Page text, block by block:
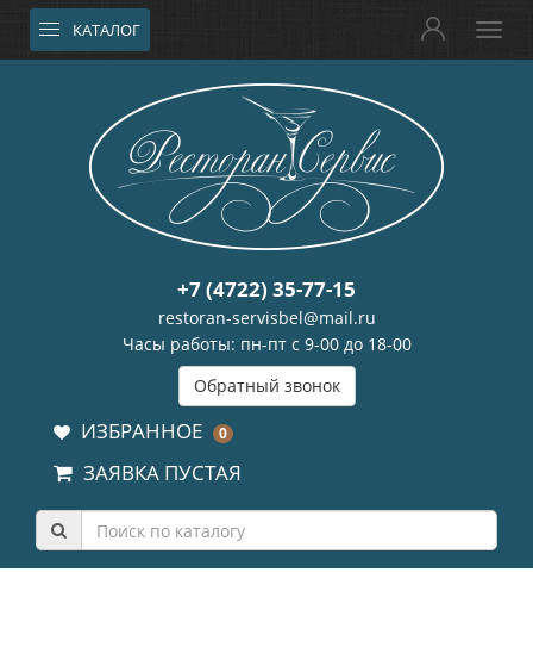
КАТАЛОГ
+7 (4722) 35-77-15
restoran-servisbel@mail.ru
Часы работы: пн-пт с 9-00 до 18-00
Обратный звонок
ИЗБРАННОЕ 0
ЗАЯВКА ПУСТАЯ